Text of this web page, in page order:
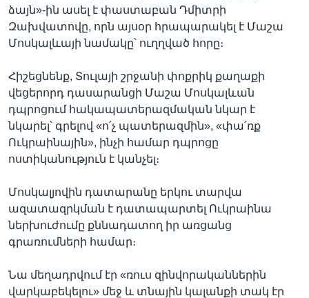
ձայն»-ին ասել է փաստաբան Դմիտրի
Զախվատովը, որն այսօր հրապարակել է Մաշա
Մոսկալևայի նամակը՝ ուղղված հորը։
Հիշեցնենք, Տուլայի շրջանի փոքրիկ քաղաքի
վեցերորդ դասարանցի Մաշա Մոսկալևան
դպրոցում հակապատերազմական նկար է
նկարել՝ գրելով «ո՛չ պատերազմին», «փա՛ռք
Ուկրաինային», ինչի համար դպրոցը
ոստիկանություն է կանչել։
Մոսկալյովին դատարանը երկու տարվա
ազատազրկման է դատապարտել Ուկրաինա
ներխուժումը քննադատող իր առցանց
գրառումների համար։
Նա մեղադրվում էր «ռուս զինվորականներին
վարկաբեկելու» մեջ և տնային կալանքի տակ էր